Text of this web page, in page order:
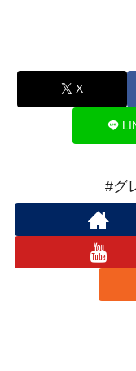
X
#グ